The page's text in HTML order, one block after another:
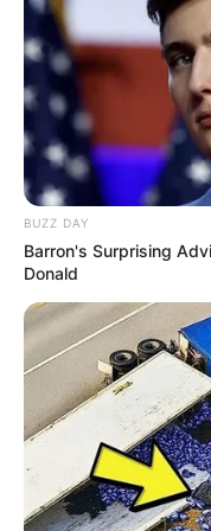
e achate na mesa.
2. Abra a massa
3. Com o cortador
massa. Depois,
4. Envolva a parte
retire o excesso
5. Para as
depois modele-a
6. Na base da
com os dedos.
7. Fure
BUZZ DAY
Barron's Surprising
Donald